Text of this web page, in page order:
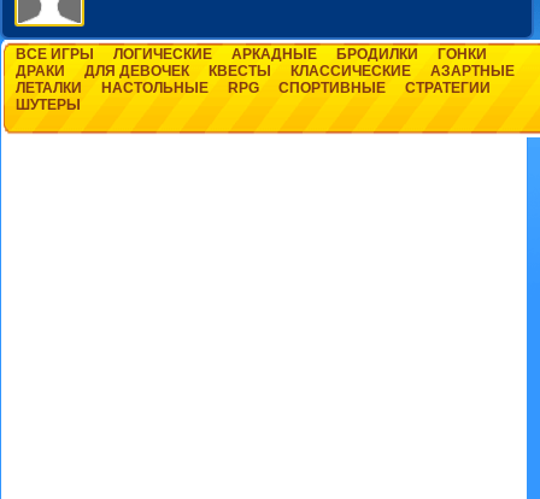
ВСЕ ИГРЫ ЛОГИЧЕСКИЕ АРКАДНЫЕ БРОДИЛКИ
ГОНКИ
ДРАКИ
ДЛЯ ДЕВОЧЕК КВЕСТЫ КЛАССИЧЕСКИЕ
АЗАРТНЫЕ
ЛЕТАЛКИ
НАСТОЛЬНЫЕ RPG СПОРТИВНЫЕ
СТРАТЕГИИ
ШУТЕРЫ